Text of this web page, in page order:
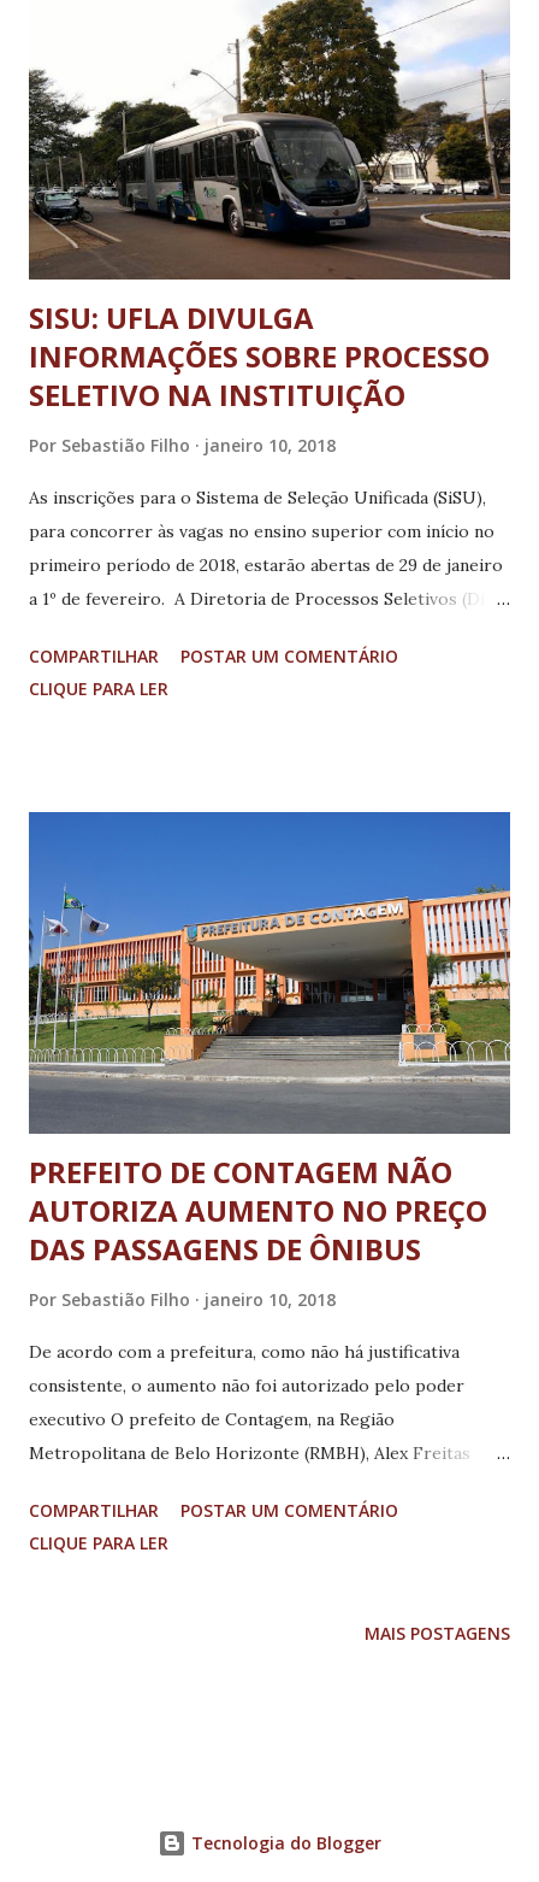
Aparecida Ferreira Pimenta. A licitação de tomada de
preço por menor valor será realizada no próximo dia 23 de
janeiro, quando os envelopes serão abertos e as propostas
analisadas. O edital completo pode ser consultado no site
de FURNAS ( www.furnas.com.br - opção "Fornecedores /
Editais” - TP.GCM.A.00057.2017). A decisão para o...
SISU: UFLA DIVULGA
INFORMAÇÕES SOBRE PROCESSO
SELETIVO NA INSTITUIÇÃO
Por Sebastião Filho janeiro 10, 2018
As inscrições para o Sistema de Seleção Unificada (SiSU),
para concorrer às vagas no ensino superior com início no
primeiro período de 2018, estarão abertas de 29 de janeiro
a 1º de fevereiro. A Diretoria de Processos Seletivos (Dips)
normas para ingresso na Universidade por meio desse
sistema. Poderão concorrer às vagas do SiSU os candidatos
representam 60% do total ofertado para ingresso no
primeiro período letivo de 2018. As demais (522 vagas) são
destinadas aos candidatos provenientes do Processo de
Avaliação Seriada (PAS). Inscrições no SiSU A inscrição para
concorrer às vagas no processo seletivo do SiSU 2018/1
poderá ser f...
COMPARTILHAR
POSTAR UM COMENTÁRIO
CLIQUE PARA LER
PREFEITO DE CONTAGEM NÃO
AUTORIZA AUMENTO NO PREÇO
DAS PASSAGENS DE ÔNIBUS
Por Sebastião Filho janeiro 10, 2018
De acordo com a prefeitura, como não há justificativa
consistente, o aumento não foi autorizado pelo poder
executivo O prefeito de Contagem, na Região
Metropolitana de Belo Horizonte (RMBH), Alex Freitas
município. O executivo municipal recebeu a solicitação de
aumento das passagens feita pelas concessionárias. As
ainda está na justiça contra o aumento praticado pelas
COMPARTILHAR
POSTAR UM COMENTÁRIO
CLIQUE PARA LER
MAIS POSTAGENS
Tecnologia do Blogger